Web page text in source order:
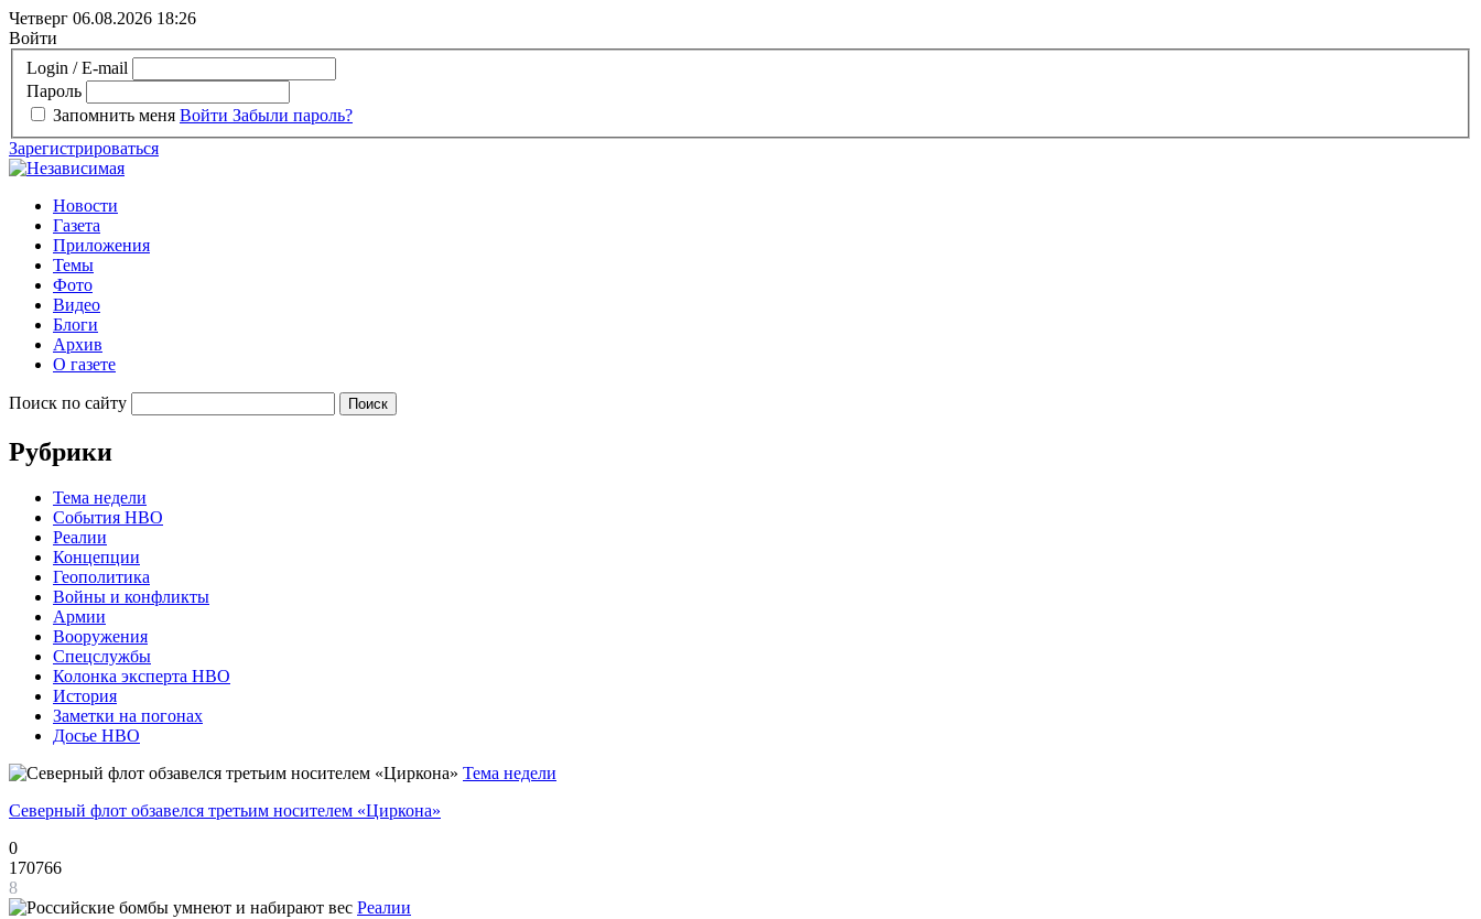
Четверг 06.08.2026 18:26
Войти
Login / E-mail
Пароль
Запомнить меня Войти Забыли пароль?
Зарегистрироваться
Новости
Газета
Приложения
Темы
Фото
Видео
Блоги
Архив
О газете
Поиск по сайту
Рубрики
Тема недели
События НВО
Реалии
Концепции
Геополитика
Войны и конфликты
Армии
Вооружения
Спецслужбы
Колонка эксперта НВО
История
Заметки на погонах
Досье НВО
Тема недели
Северный флот обзавелся третьим носителем «Циркона»
0
170766
8
Реалии